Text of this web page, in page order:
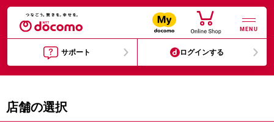
MENU
サポート ログインする
店舗の選択